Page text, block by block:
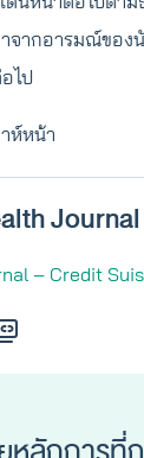
จากอารมณ์ของ
ไป
ห์หน้า
– Credit